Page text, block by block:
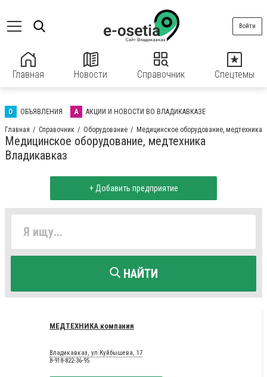
Главная Новости Справочник Спецтемы
Войти
О ОБЪЯВЛЕНИЯ А АКЦИИ И НОВОСТИ ВО ВЛАДИКАВКАЗЕ
Главная Справочник Оборудование Медицинское оборудование, медтехника
Медицинское оборудование, медтехника
Владикавказ
+ Добавить предприятие
НАЙТИ
МЕДТЕХНИКА компания
Владикавказ, ул.Куйбышева, 17
8-918-822-36-95